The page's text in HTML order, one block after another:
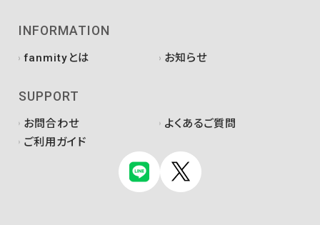
INFORMATION
fanmityとは お知らせ
SUPPORT
お問合わせ
よくあるご質問
ご利用ガイド